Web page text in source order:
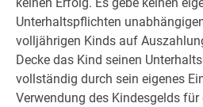
Unterhaltspflichten
volljährigen Kinds auf
Decke das Kind seinen
vollständig durch sein eigenes
Verwendung des Kindesgelds